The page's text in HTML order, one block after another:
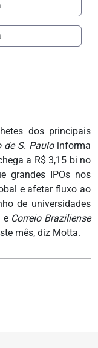
dos principais
de S. Pauloinforma
a R$ 3,15 bi no
grandes IPOs nos
e afetar fluxo ao
de universidades
e Correio Braziliense
mês, diz Motta.